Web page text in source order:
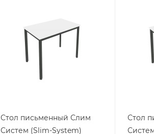
Стол письменный Слим
Систем (Slim-System)
Стол